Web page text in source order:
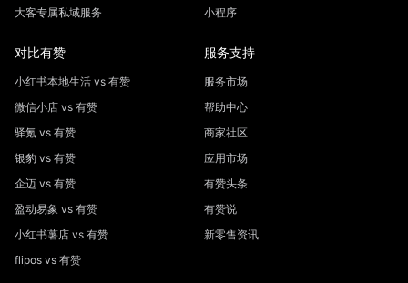
大客专属私域服务
小程序
对比有赞
小红书本地生活 vs 有赞
微信小店 vs 有赞
驿氪 vs 有赞
银豹 vs 有赞
企迈 vs 有赞
盈动易象 vs 有赞
小红书薯店 vs 有赞
flipos vs 有赞
服务支持
服务市场
帮助中心
商家社区
应用市场
有赞头条
有赞说
新零售资讯